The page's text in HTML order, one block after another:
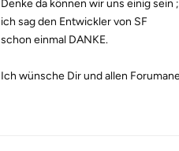
Denke da können wir uns einig
ich sag den Entwickler von SF
schon einmal DANKE.
Ich wünsche Dir und allen